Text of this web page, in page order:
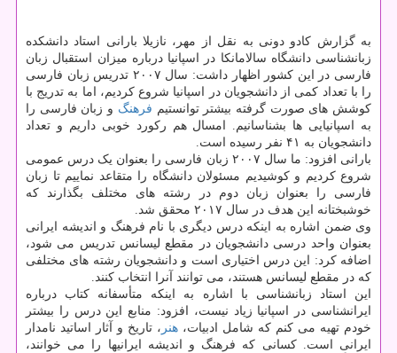
به گزارش کادو دونی به نقل از مهر، نازیلا بارانی استاد دانشکده
زبانشناسی دانشگاه سالامانکا در اسپانیا درباره میزان استقبال زبان
فارسی در این کشور اظهار داشت: سال ۲۰۰۷ تدریس زبان فارسی
را با تعداد کمی از دانشجویان در اسپانیا شروع کردیم، اما به تدریج با
کوشش های صورت گرفته بیشتر توانستیم فرهنگ و زبان فارسی را
به اسپانیایی ها بشناسانیم. امسال هم رکورد خوبی داریم و تعداد
دانشجویان به ۴۱ نفر رسیده است.
بارانی افزود: ما سال ۲۰۰۷ زبان فارسی را بعنوان یک درس عمومی
شروع کردیم و کوشیدیم مسئولان دانشگاه را متقاعد نماییم تا زبان
فارسی را بعنوان زبان دوم در رشته های مختلف بگذارند که
خوشبختانه این هدف در سال ۲۰۱۷ محقق شد.
وی ضمن اشاره به اینکه درس دیگری با نام فرهنگ و اندیشه ایرانی
بعنوان واحد درسی دانشجویان در مقطع لیسانس تدریس می شود،
اضافه کرد: این درس اختیاری است و دانشجویان رشته های مختلفی
که در مقطع لیسانس هستند، می توانند آنرا انتخاب کنند.
این استاد زبانشناسی با اشاره به اینکه متأسفانه کتاب درباره
ایرانشناسی در اسپانیا زیاد نیست، افزود: منابع این درس را بیشتر
خودم تهیه می کنم که شامل ادبیات، هنر ، تاریخ و آثار اساتید نامدار
ایرانی است. کسانی که فرهنگ و اندیشه ایرانیها را می خوانند،